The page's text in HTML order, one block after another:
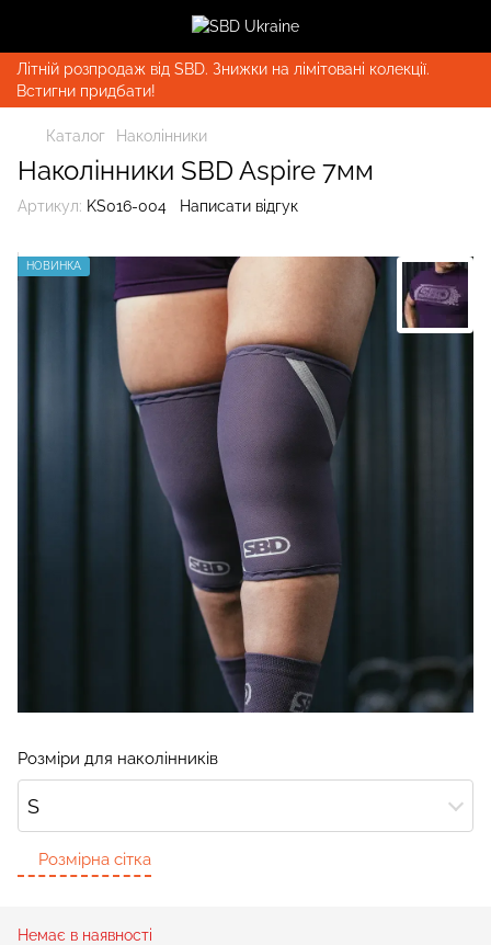
Літній розпродаж від SBD. Знижки на лімітовані колекції.
Встигни придбати!
Каталог Наколінники
Наколінники SBD Aspire 7мм
Артикул: KS016-004 Написати відгук
НОВИНКА
Розміри для наколінників
S
Розмірна сітка
Немає в наявності